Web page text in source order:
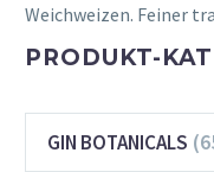
Weichweizen. Feiner
PRODUKT-
GIN BOTANICALS